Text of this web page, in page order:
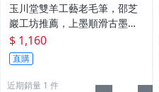
玉川堂雙羊工藝老毛筆，邵芝
巖工坊推薦，上墨順滑古墨專
用 老墨 冬青 老筆
$ 1,160
直購
近期銷量 1 件